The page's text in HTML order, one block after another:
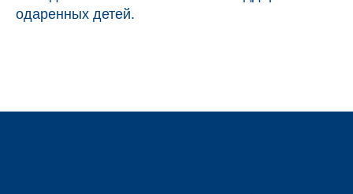
одаренных детей.